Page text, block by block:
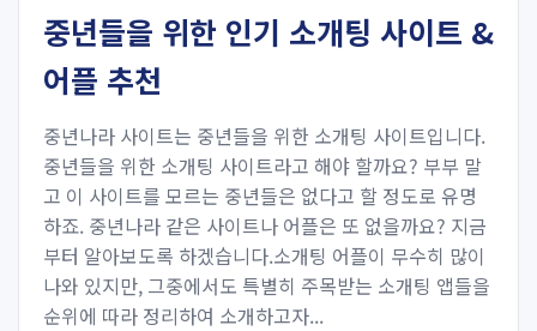
중년들을 위한 인기 소개팅 사이트 &
어플 추천
중년나라 사이트는 중년들을 위한 소개팅 사이트입니다.
중년들을 위한 소개팅 사이트라고 해야 할까요? 부부 말
고 이 사이트를 모르는 중년들은 없다고 할 정도로 유명
하죠. 중년나라 같은 사이트나 어플은 또 없을까요? 지금
부터 알아보도록 하겠습니다.소개팅 어플이 무수히 많이
나와 있지만, 그중에서도 특별히 주목받는 소개팅 앱들을
순위에 따라 정리하여 소개하고자...